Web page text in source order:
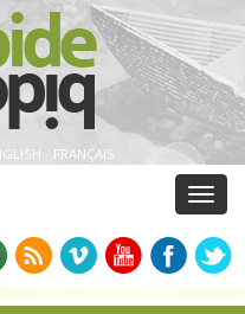
· FRANÇAIS